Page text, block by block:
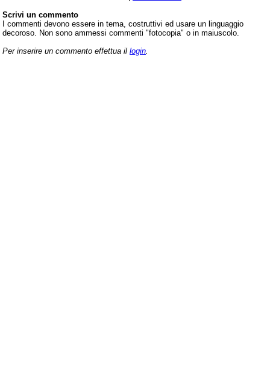
Scrivi un commento
I commenti devono essere in tema, costruttivi ed usare un linguaggio
decoroso. Non sono ammessi commenti "fotocopia" o in maiuscolo.
Per inserire un commento effettua il login